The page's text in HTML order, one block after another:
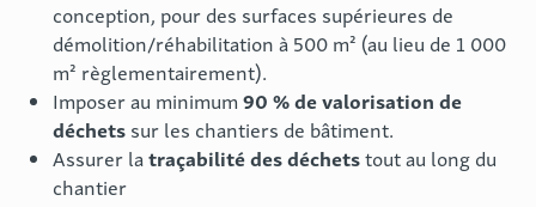
conception, pour des surfaces supérieures de
démolition/réhabilitation à 500 m² (au lieu de 1 000
m² règlementairement).
Imposer au minimum 90 % de valorisation de
déchets sur les chantiers de bâtiment.
Assurer latraçabilité des déchetstout au long du
chantier